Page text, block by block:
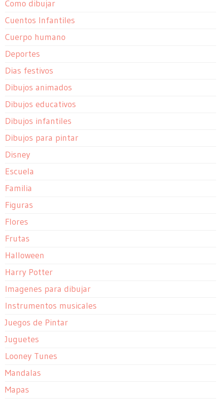
Como dibujar
Cuentos Infantiles
Cuerpo humano
Deportes
Dias festivos
Dibujos animados
Dibujos educativos
Dibujos infantiles
Dibujos para pintar
Disney
Escuela
Familia
Figuras
Flores
Frutas
Halloween
Harry Potter
Imagenes para dibujar
Instrumentos musicales
Juegos de Pintar
Juguetes
Looney Tunes
Mandalas
Mapas